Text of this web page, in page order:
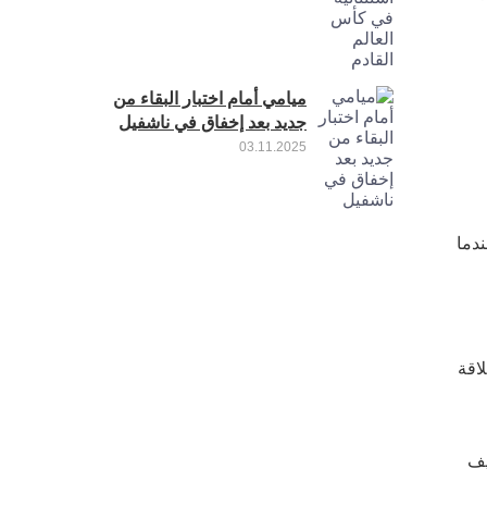
ميامي أمام اختبار البقاء من
جديد بعد إخفاق في ناشفيل
03.11.2025